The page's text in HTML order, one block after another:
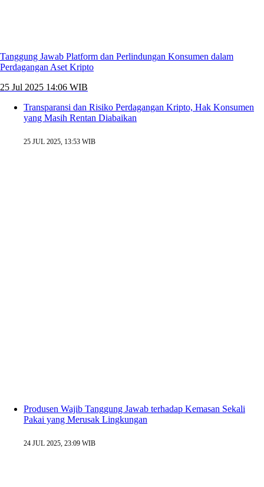
Tanggung Jawab Platform dan Perlindungan Konsumen dalam
Perdagangan Aset Kripto
25 Jul 2025 14:06 WIB
Transparansi dan Risiko Perdagangan Kripto, Hak Konsumen
yang Masih Rentan Diabaikan
25 JUL 2025, 13:53 WIB
Produsen Wajib Tanggung Jawab terhadap Kemasan Sekali
Pakai yang Merusak Lingkungan
24 JUL 2025, 23:09 WIB